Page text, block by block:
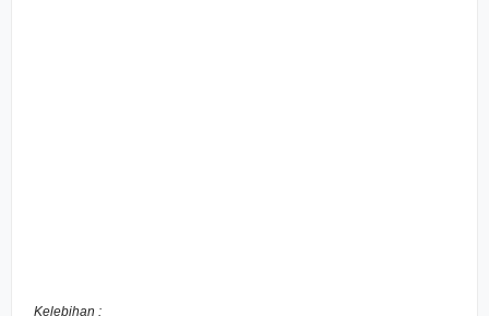
Kelebihan :